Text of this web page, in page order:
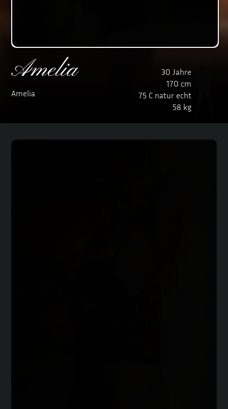
Amelia
Amelia
30 Jahre
170 cm
75 C natur echt
58 kg